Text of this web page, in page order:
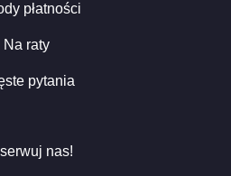
płatności
Na raty
pytania
nas!